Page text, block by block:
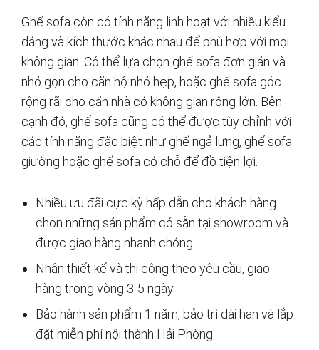
Ghế sofa còn có tính năng linh hoạt với nhiều kiểu
dáng và kích thước khác nhau để phù hợp với mọi
không gian. Có thể lựa chọn ghế sofa đơn giản và
nhỏ gọn cho căn hộ nhỏ hẹp, hoặc ghế sofa góc
rộng rãi cho căn nhà có không gian rộng lớn. Bên
cạnh đó, ghế sofa cũng có thể được tùy chỉnh với
các tính năng đặc biệt như ghế ngả lưng, ghế sofa
giường hoặc ghế sofa có chỗ để đồ tiện lợi.
Nhiều ưu đãi cực kỳ hấp dẫn cho khách hàng
chọn những sản phẩm có sẵn tại showroom và
được giao hàng nhanh chóng.
Nhận thiết kế và thi công theo yêu cầu, giao
hàng trong vòng 3-5 ngày.
Bảo hành sản phẩm 1 năm, bảo trì dài hạn và lắp
đặt miễn phí nội thành Hải Phòng.